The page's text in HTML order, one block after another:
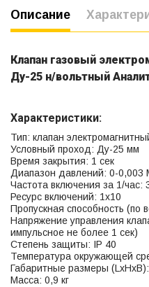
Описание
Клапан газовый
Ду-25 н/вольтный
Характеристики:
Тип: клапан
Условный проход: Ду-25 мм
Время закрытия: 1 сек
Диапазон давлений: 0-0,003
Частота включения за 1/час:
Ресурс включений: 1х10
Пропускная способность (по
Напряжение управления
импульсное не более 1 сек)
Степень защиты: IP 40
Температура окружающей
Габаритные размеры
Масса: 0,9 кг